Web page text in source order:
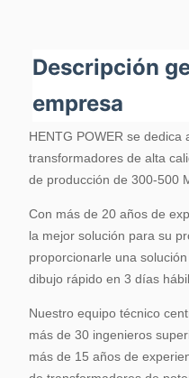
Descripción
empresa
HENTG POWER se dedica
transformadores de alta
de producción de 300-500
Con más de 20 años de
la mejor solución para su
proporcionarle una
dibujo rápido en 3 días
Nuestro equipo técnico
más de 30 ingenieros
más de 15 años de